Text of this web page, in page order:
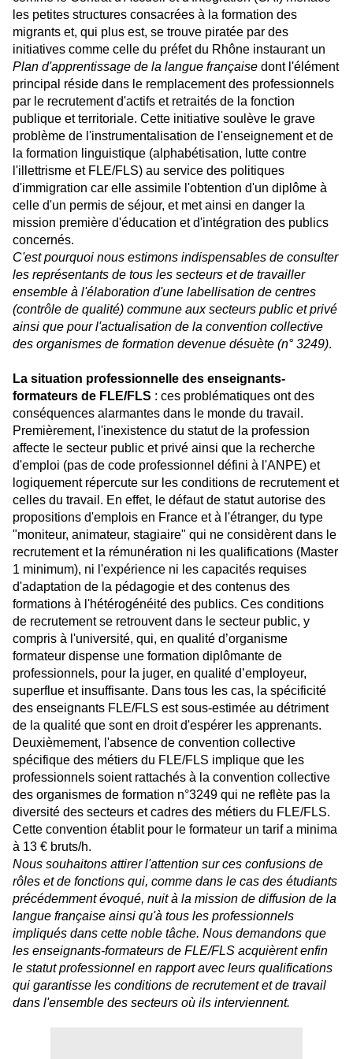
les petites structures consacrées à la formation des
migrants et, qui plus est, se trouve piratée par des
initiatives comme celle du préfet du Rhône instaurant un
Plan d'apprentissage de la langue française dont l'élément
principal réside dans le remplacement des professionnels
par le recrutement d'actifs et retraités de la fonction
publique et territoriale. Cette initiative soulève le grave
problème de l'instrumentalisation de l'enseignement et de
la formation linguistique (alphabétisation, lutte contre
l'illettrisme et FLE/FLS) au service des politiques
d'immigration car elle assimile l'obtention d'un diplôme à
celle d'un permis de séjour, et met ainsi en danger la
mission première d'éducation et d'intégration des publics
concernés.
C'est pourquoi nous estimons indispensables de consulter
les représentants de tous les secteurs et de travailler
ensemble à l'élaboration d'une labellisation de centres
(contrôle de qualité) commune aux secteurs public et privé
ainsi que pour l'actualisation de la convention collective
des organismes de formation devenue désuète (n° 3249).
La situation professionnelle des enseignants-
formateurs de FLE/FLS : ces problématiques ont des
conséquences alarmantes dans le monde du travail.
Premièrement, l'inexistence du statut de la profession
affecte le secteur public et privé ainsi que la recherche
d'emploi (pas de code professionnel défini à l'ANPE) et
logiquement répercute sur les conditions de recrutement et
celles du travail. En effet, le défaut de statut autorise des
propositions d'emplois en France et à l'étranger, du type
"moniteur, animateur, stagiaire" qui ne considèrent dans le
recrutement et la rémunération ni les qualifications (Master
1 minimum), ni l'expérience ni les capacités requises
d'adaptation de la pédagogie et des contenus des
formations à l'hétérogénéité des publics. Ces conditions
de recrutement se retrouvent dans le secteur public, y
compris à l'université, qui, en qualité d’organisme
formateur dispense une formation diplômante de
professionnels, pour la juger, en qualité d’employeur,
superflue et insuffisante. Dans tous les cas, la spécificité
des enseignants FLE/FLS est sous-estimée au détriment
de la qualité que sont en droit d'espérer les apprenants.
Deuxièmement, l'absence de convention collective
spécifique des métiers du FLE/FLS implique que les
professionnels soient rattachés à la convention collective
des organismes de formation n°3249 qui ne reflète pas la
diversité des secteurs et cadres des métiers du FLE/FLS.
Cette convention établit pour le formateur un tarif a minima
à 13 € bruts/h.
Nous souhaitons attirer l'attention sur ces confusions de
rôles et de fonctions qui, comme dans le cas des étudiants
précédemment évoqué, nuit à la mission de diffusion de la
langue française ainsi qu'à tous les professionnels
impliqués dans cette noble tâche. Nous demandons que
les enseignants-formateurs de FLE/FLS acquièrent enfin
le statut professionnel en rapport avec leurs qualifications
qui garantisse les conditions de recrutement et de travail
dans l'ensemble des secteurs où ils interviennent.